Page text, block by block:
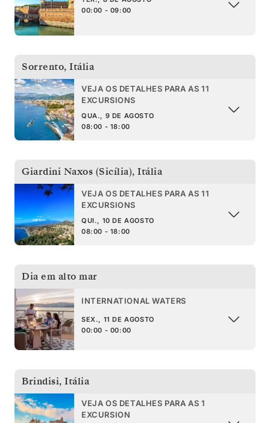
00:00 - 09:00
Sorrento, Itália
VEJA OS DETALHES PARA AS 11
EXCURSIONS
QUA., 9 DE AGOSTO
08:00 - 18:00
Giardini Naxos (Sicília), Itália
VEJA OS DETALHES PARA AS 11
EXCURSIONS
QUI., 10 DE AGOSTO
08:00 - 18:00
Dia em alto mar
INTERNATIONAL WATERS
SEX., 11 DE AGOSTO
00:00 - 00:00
Brindisi, Itália
VEJA OS DETALHES PARA AS 1
EXCURSION